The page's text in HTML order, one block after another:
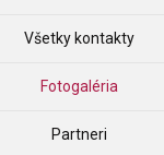
Všetky kontakty
Fotogaléria
Partneri